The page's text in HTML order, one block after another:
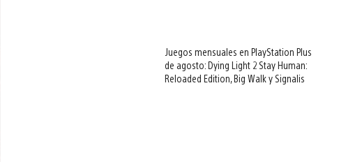
Juegos mensuales en PlayStation Plus
de agosto: Dying Light 2 Stay Human:
Reloaded Edition, Big Walk y Signalis